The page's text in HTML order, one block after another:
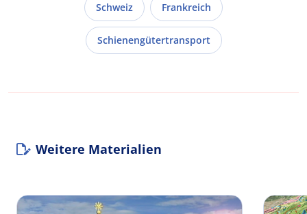
Schweiz Frankreich
Schienengütertransport
Weitere Materialien